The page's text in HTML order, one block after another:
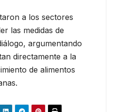
a los sectores
las medidas de
argumentando
directamente a la
de alimentos